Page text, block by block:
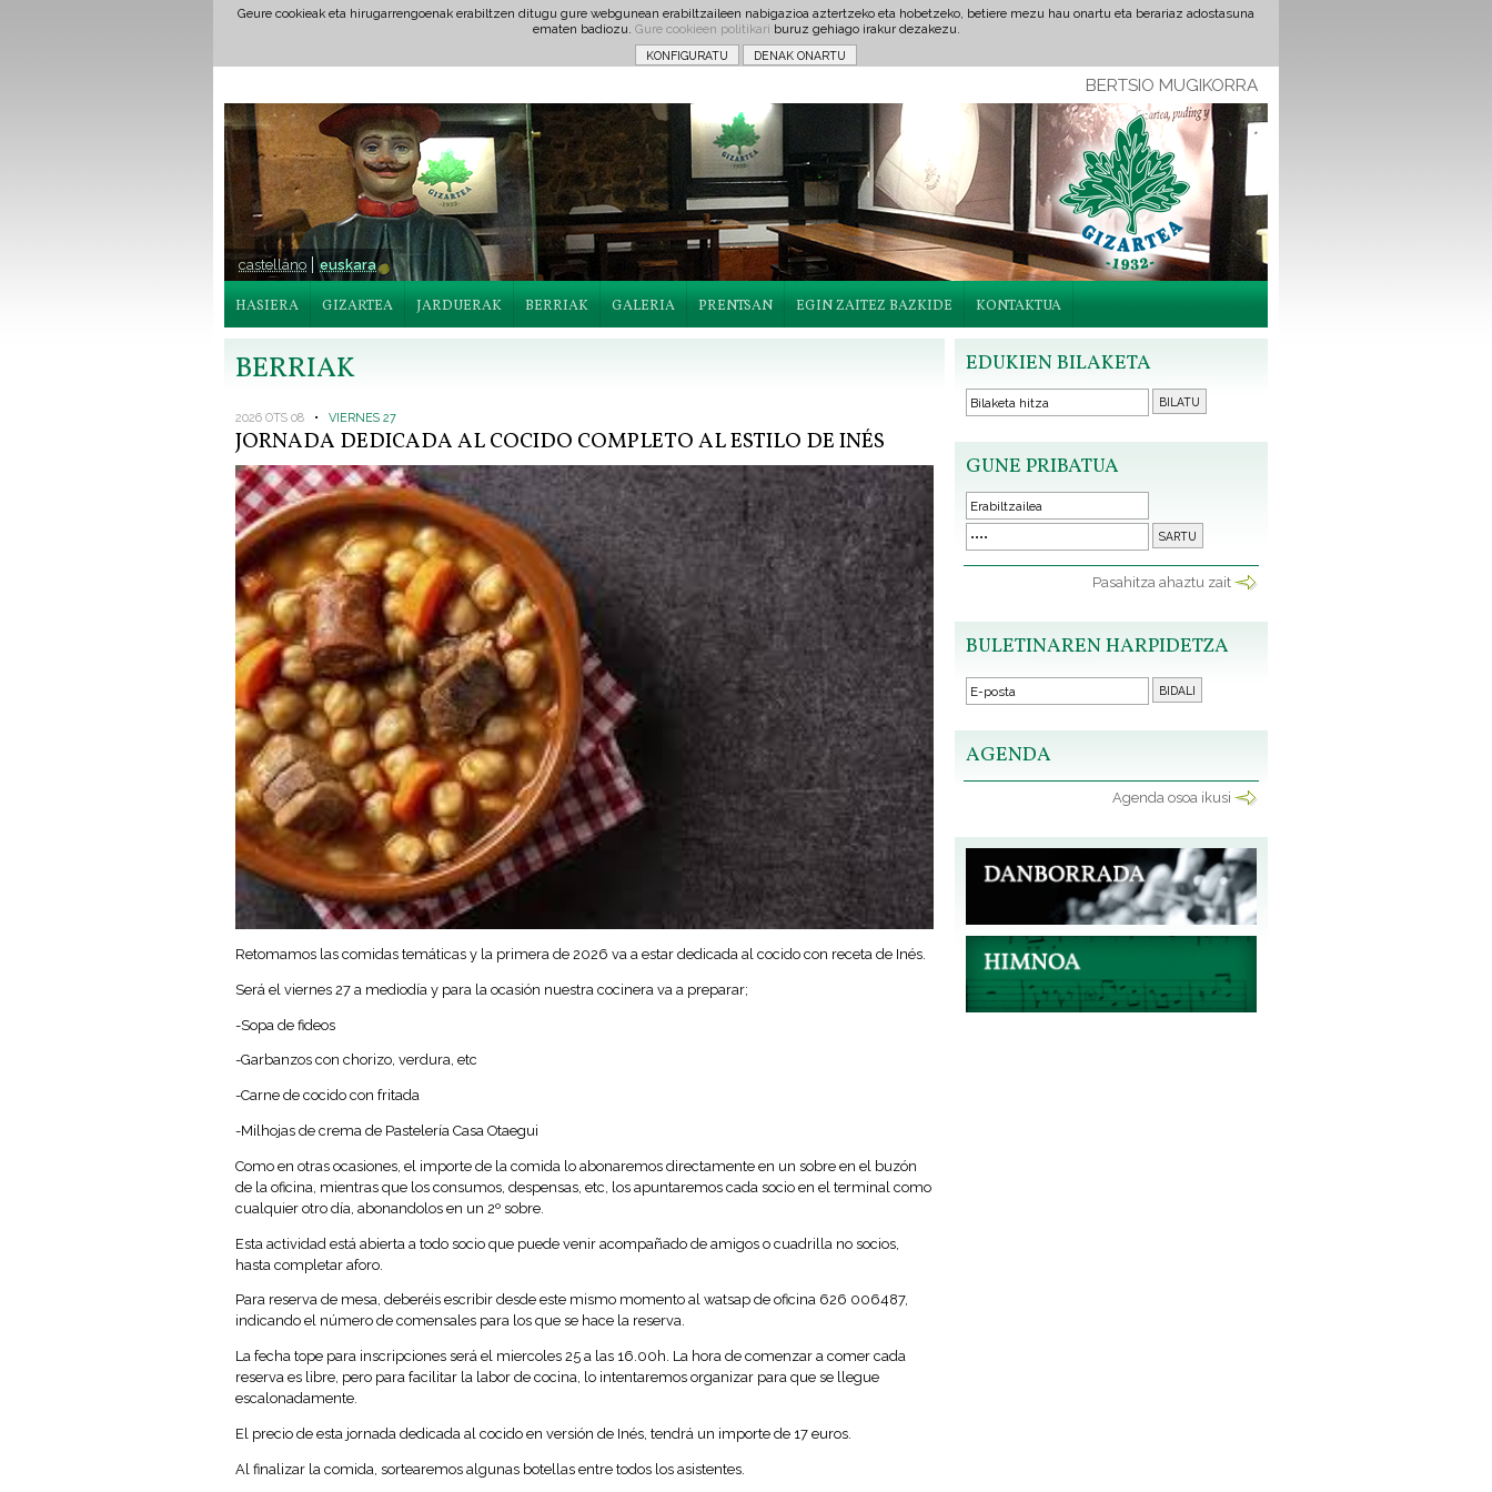
Geure cookieak eta hirugarrengoenak erabiltzen ditugu gure webgunean erabiltzaileen nabigazioa aztertzeko eta hobetzeko, betiere mezu hau onartu eta berariaz adostasuna
ematen badiozu. Gure cookieen politikari buruz gehiago irakur dezakezu.
BERTSIO MUGIKORRA
castellano euskara
HASIERA GIZARTEA JARDUERAK BERRIAK GALERIA PRENTSAN EGIN ZAITEZ BAZKIDE KONTAKTUA
EDUKIEN BILAKETA
GUNE PRIBATUA
Pasahitza ahaztu zait
BULETINAREN HARPIDETZA
AGENDA
Agenda osoa ikusi
BERRIAK
2026 OTS 08 • VIERNES 27
JORNADA DEDICADA AL COCIDO COMPLETO AL ESTILO DE INÉS
Retomamos las comidas temáticas y la primera de 2026 va a estar dedicada al cocido con receta de Inés.
Será el viernes 27 a mediodía y para la ocasión nuestra cocinera va a preparar;
-Sopa de fideos
-Garbanzos con chorizo, verdura, etc
-Carne de cocido con fritada
-Milhojas de crema de Pastelería Casa Otaegui
Como en otras ocasiones, el importe de la comida lo abonaremos directamente en un sobre en el buzón
de la oficina, mientras que los consumos, despensas, etc, los apuntaremos cada socio en el terminal como
cualquier otro día, abonandolos en un 2º sobre.
Esta actividad está abierta a todo socio que puede venir acompañado de amigos o cuadrilla no socios,
hasta completar aforo.
Para reserva de mesa, deberéis escribir desde este mismo momento al watsap de oficina 626 006487,
indicando el número de comensales para los que se hace la reserva.
La fecha tope para inscripciones será el miercoles 25 a las 16.00h. La hora de comenzar a comer cada
reserva es libre, pero para facilitar la labor de cocina, lo intentaremos organizar para que se llegue
escalonadamente.
El precio de esta jornada dedicada al cocido en versión de Inés, tendrá un importe de 17 euros.
Al finalizar la comida, sortearemos algunas botellas entre todos los asistentes.